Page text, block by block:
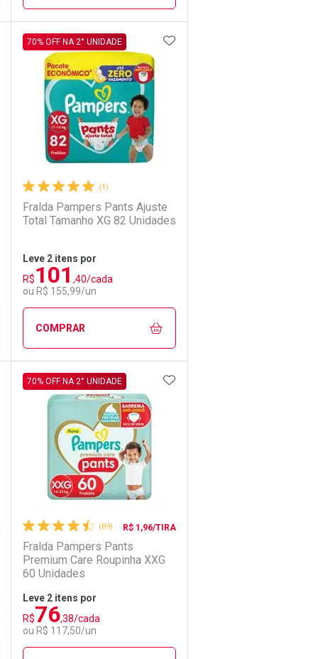
FECHAR
Laboratório
Ativar Desconto
Comprar sem Desconto
FECHAR
Por Menos
Comprar sem Desconto
AOS FAVORITOS
(1)
Fralda Pampers Pants Ajuste
Total Tamanho XG 82 Unidades
70% OFF NA 2° UNIDADE
Leve 2 itens por
R$101 ,40/cada
ou R$ 155,99/un
ADICIONAR AOS
COMPRAR
FECHAR
Laboratório
Ativar Desconto
FECHAR
Por Menos
Comprar 2 unidades
Por R$ 101,40/cada
AOS FAVORITOS
(89) R$ 1,96/TIRA
Fralda Pampers Pants
Premium Care Roupinha XXG
60 Unidades
70% OFF NA 2° UNIDADE
Leve 2 itens por
R$76,38/cada
ou R$ 117,50/un
ADICIONAR AOS